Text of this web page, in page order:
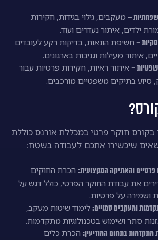
– מעקבים, גילוי בגידות, חקירות
ילדים, איתור נעדרים ועוד.
– חשיפת הונאות, בדיקות רקע לעובדים
איתור מעילות וגניבות בארגונים.
– איתור ראיות, חקירות פרטיות עבור
סיוע בתיקים משפטיים מורכבים.
בקורס חוקר פרטי במכללת אורנס כוללת
שיכשירו אתכם לעבודה בשטח:
פרטיים והאתיקה המקצועית: הכרת החוקים
את עבודת החוקר הפרטי, כולל דגש על
ושמירה על פרטיות.
ומעקבים סמויים: לימוד שיטות מעקב,
סתר ושימוש בטכנולוגיות מתקדמות.
מתקדמות בתחום המודיעין: הכרת כלים